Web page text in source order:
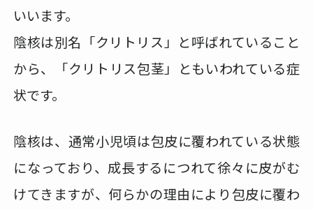
いいます。
陰核は別名「クリトリス」と呼ばれていること
から、「クリトリス包茎」ともいわれている症
状です。
陰核は、通常小児頃は包皮に覆われている状態
になっており、成長するにつれて徐々に皮がむ
けてきますが、何らかの理由により包皮に覆わ